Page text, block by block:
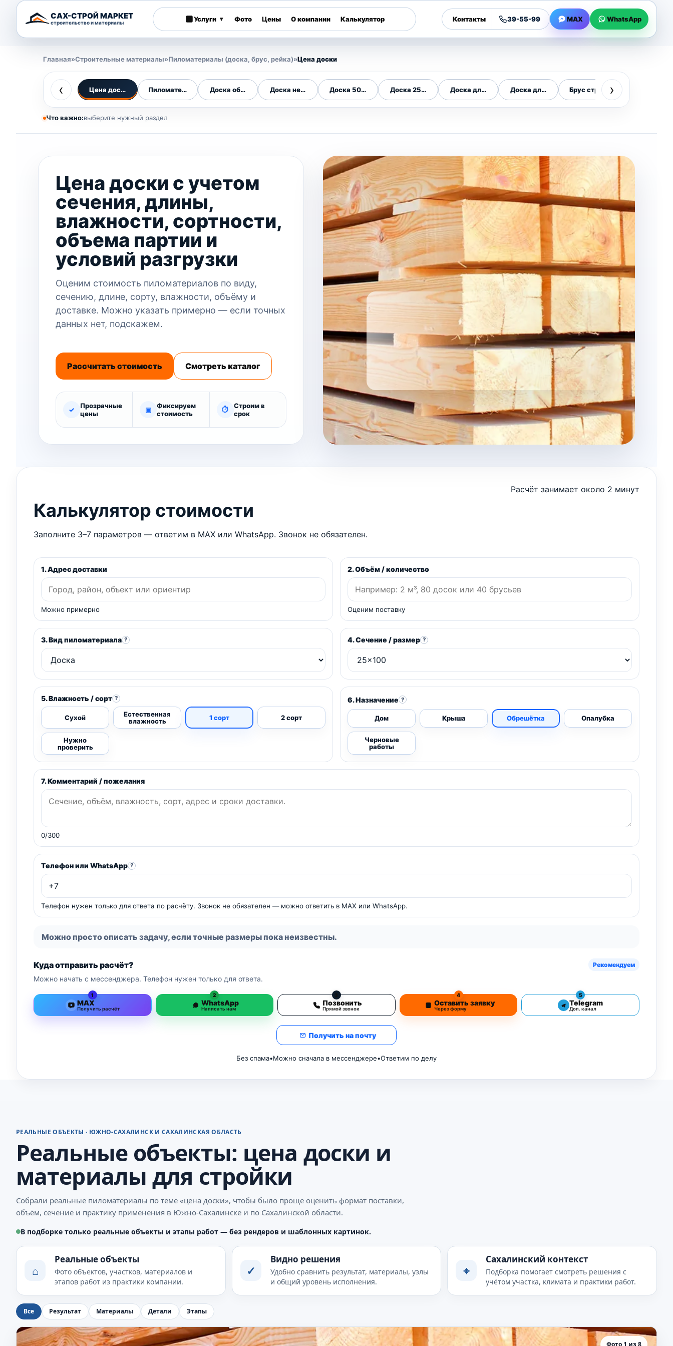
САХ-СТРОЙ МАРКЕТ
строительство и материалы Услуги ▾ Фото Цены О компании Калькулятор Контакты 39-55-99 MAX WhatsApp
Главная»Строительные материалы»Пиломатериалы (доска, брус, рейка)»Цена доски
‹ Цена доски Пиломатериалы (доска, брус, рейка)
Доска обрезная Доска необрезнаяДоска 50х150 Доска 25х100 Доска для строительстваДоска для крышиБрус строительный
›
Что важно:выберите нужный раздел
Цена доски с учетом
сечения, длины,
влажности, сортности,
объема партии и
условий разгрузки
Оценим стоимость пиломатериалов по виду,
сечению, длине, сорту, влажности, объёму и
доставке. Можно указать примерно — если точных
данных нет, подскажем.
Рассчитать стоимость Смотреть каталог
✓
Прозрачные
цены
▣
Фиксируем
стоимость
⏱
Строим в
срок
Калькулятор стоимости
Заполните 3–7 параметров — ответим в MAX или WhatsApp. Звонок не обязателен.
Расчёт занимает около 2 минут
1. Адрес доставки
Можно примерно
2. Объём / количество
Оценим поставку
3. Вид пиломатериала ? 4. Сечение / размер ?
5. Влажность / сорт ?
Сухой
Естественная
влажность
1 сорт 2 сорт
Нужно
проверить
6. Назначение ?
Дом Крыша Обрешётка Опалубка
Черновые
работы
7. Комментарий / пожелания
0/300
Телефон или WhatsApp ?
Телефон нужен только для ответа по расчёту. Звонок не обязателен — можно ответить в MAX или WhatsApp.
Можно просто описать задачу, если точные размеры пока неизвестны.
Куда отправить расчёт? Рекомендуем
Можно начать с мессенджера. Телефон нужен только для ответа.
1
MAX
Получить расчёт
2
WhatsApp
Написать нам
3
Позвонить
Прямой звонок
4
Оставить заявку
Через форму
5
Telegram
Доп. канал
Получить на почту
Без спама•Можно сначала в мессенджере•Ответим по делу
РЕАЛЬНЫЕ ОБЪЕКТЫ · ЮЖНО-САХАЛИНСК И САХАЛИНСКАЯ ОБЛАСТЬ
Реальные объекты: цена доски и
материалы для стройки
Собрали реальные пиломатериалы по теме «цена доски», чтобы было проще оценить формат поставки,
объём, сечение и практику применения в Южно-Сахалинске и по Сахалинской области.
В подборке только реальные объекты и этапы работ — без рендеров и шаблонных картинок.
⌂
Реальные объекты
Фото объектов, участков, материалов и
этапов работ из практики компании.
✓
Видно решения
Удобно сравнить результат, материалы, узлы
и общий уровень исполнения.
⌖
Сахалинский контекст
Подборка помогает смотреть решения с
учётом участка, климата и практики работ.
Все Результат Материалы Детали Этапы